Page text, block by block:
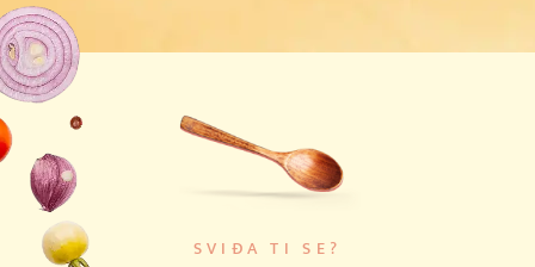
SVIĐA TI SE?